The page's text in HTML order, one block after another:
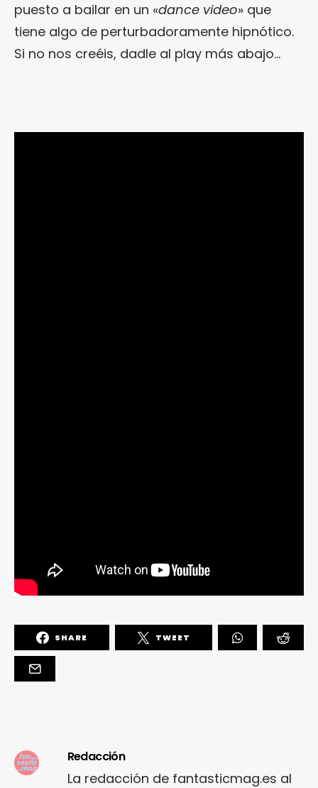
puesto a bailar en un «dance video» que
tiene algo de perturbadoramente hipnótico.
Si no nos creéis, dadle al play más abajo…
SHARE TWEET
Redacción
La redacción de fantasticmag.es al